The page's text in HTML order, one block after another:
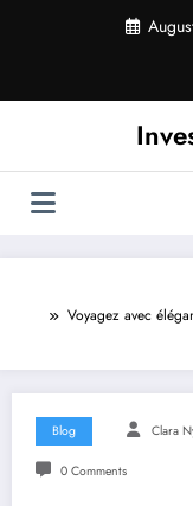
Voyagez avec
Blog Clara
0 Comments